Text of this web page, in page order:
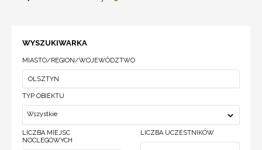
WYSZUKIWARKA
MIASTO/REGION/WOJEWÓDZTWO
TYP OBIEKTU
Wszystkie
LICZBA MIEJSC
NOCLEGOWYCH
LICZBA UCZESTNIKÓW